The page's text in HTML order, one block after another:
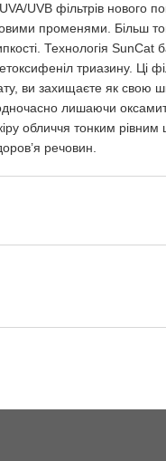
UVB фільтрів нового
променями. Більш
Технологія SunCat
триазину. Ці
ви захищаєте як свою
лишаючи
обличчя тонким
речовин.